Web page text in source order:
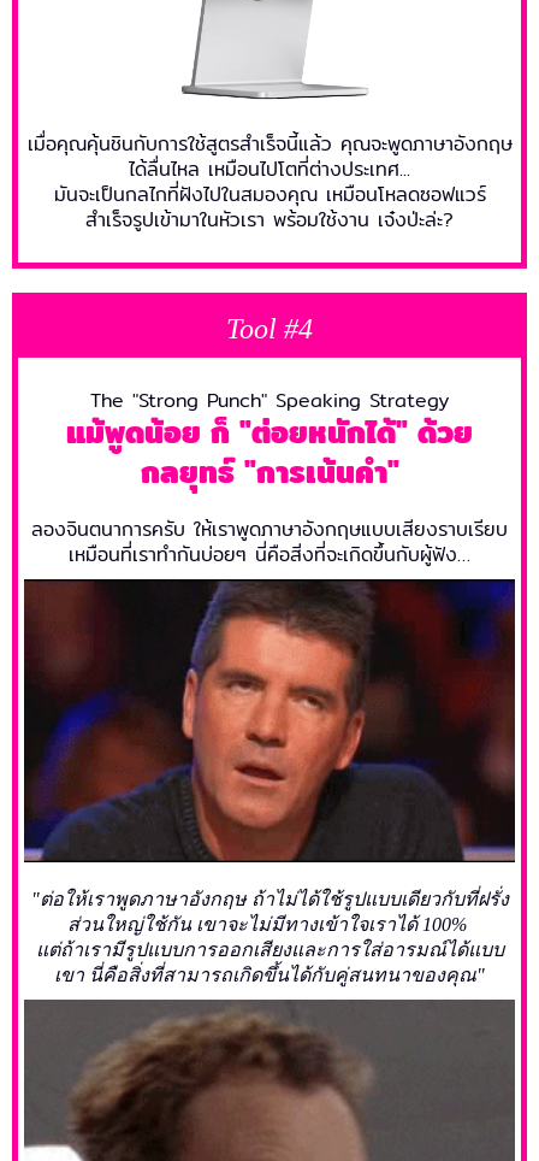
เมื่อคุณคุ้นชินกับการใช้สูตรสำเร็จนี้แล้ว คุณจะพูดภาษาอังกฤษ
ได้ลื่นไหล เหมือนไปโตที่ต่างประเทศ...
มันจะเป็นกลไกที่ฝังไปในสมองคุณ เหมือนโหลดซอฟแวร์
สำเร็จรูปเข้ามาในหัวเรา พร้อมใช้งาน เจ๋งป่ะล่ะ?
Tool #4
The "Strong Punch" Speaking Strategy
แม้พูดน้อย ก็ "ต่อยหนักได้" ด้วย
กลยุทธ์ "การเน้นคำ"
ลองจินตนาการครับ ให้เราพูดภาษาอังกฤษแบบเสียงราบเรียบ
เหมือนที่เราทำกันบ่อยๆ นี่คือสิ่งที่จะเกิดขึ้นกับผู้ฟัง…
"ต่อให้เราพูดภาษาอังกฤษ ถ้าไม่ได้ใช้รูปแบบเดียวกับที่ฝรั่ง
ส่วนใหญ่ใช้กัน เขาจะไม่มีทางเข้าใจเราได้ 100%
แต่ถ้าเรามีรูปแบบการออกเสียงและการใส่อารมณ์ได้แบบ
เขา นี่คือสิ่งที่สามารถเกิดขึ้นได้กับคู่สนทนาของคุณ"